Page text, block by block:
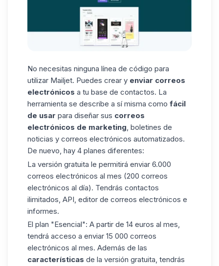
No necesitas ninguna línea de código para
utilizar Mailjet. Puedes crear y enviar correos
electrónicos a tu base de contactos. La
herramienta se describe a sí misma como fácil
de usar para diseñar sus correos
electrónicos de marketing, boletines de
noticias y correos electrónicos automatizados.
De nuevo, hay 4 planes diferentes:
La versión gratuita le permitirá enviar 6.000
correos electrónicos al mes (200 correos
electrónicos al día). Tendrás contactos
ilimitados, API, editor de correos electrónicos e
informes.
El plan "Esencial": A partir de 14 euros al mes,
tendrá acceso a enviar 15 000 correos
electrónicos al mes. Además de las
características de la versión gratuita, tendrás